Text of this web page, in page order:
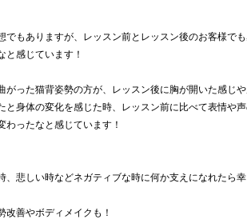
でもありますが、レッスン前とレッスン後のお客様で
と感じています！
がった猫背姿勢の方が、レッスン後に胸が開いた感じ
と身体の変化を感じた時、レッスン前に比べて表情や
わったなと感じています！
、悲しい時などネガティブな時に何か支えになれたら
改善やボディメイクも！